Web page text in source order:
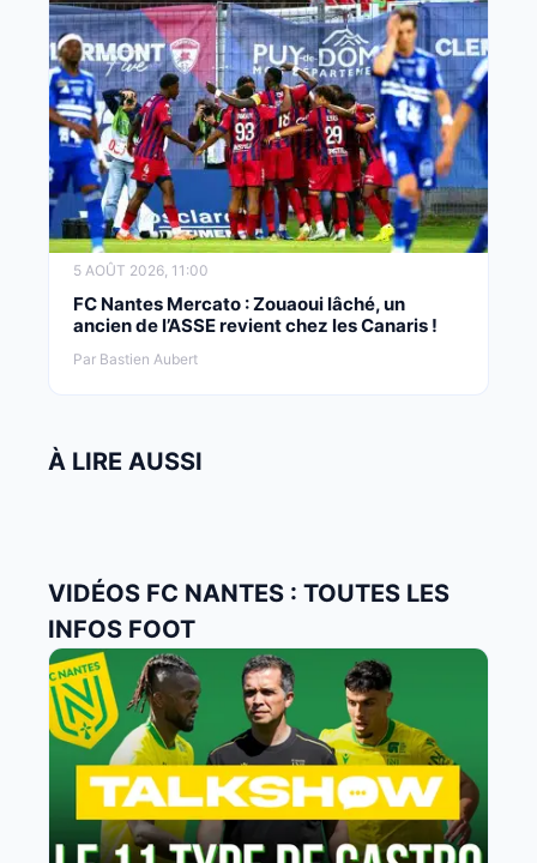
5 AOÛT 2026, 11:00
FC Nantes Mercato : Zouaoui lâché, un
ancien de l’ASSE revient chez les Canaris !
Par Bastien Aubert
À LIRE AUSSI
VIDÉOS FC NANTES : TOUTES LES
INFOS FOOT